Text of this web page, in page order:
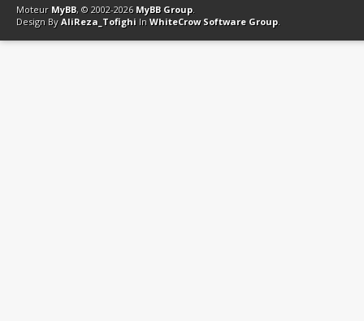
Moteur MyBB, © 2002-2026 MyBB Group.
Design By AliReza_Tofighi In WhiteCrow Software Group.